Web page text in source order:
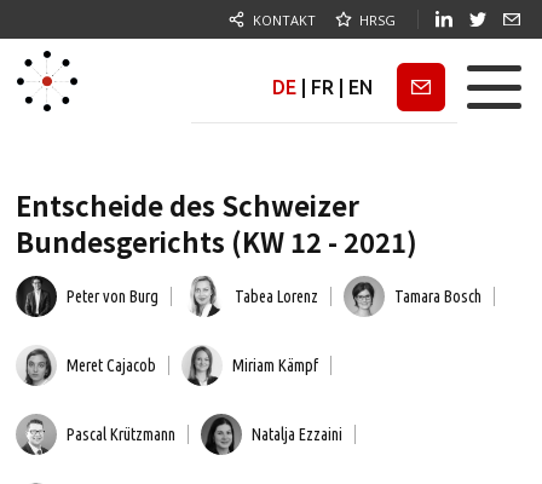
KONTAKT HRSG
DE FR EN Newsletter
Entscheide des Schweizer
Bundesgerichts (KW 12 - 2021)
Peter von Burg Tabea Lorenz Tamara Bosch
Meret Cajacob Miriam Kämpf
Pascal Krützmann Natalja Ezzaini